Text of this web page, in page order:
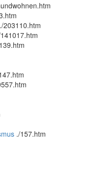
./203110.htm
./157.htm